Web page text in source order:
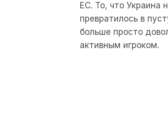
ЕС. То, что Украина
превратилось в
больше просто
активным игроком.